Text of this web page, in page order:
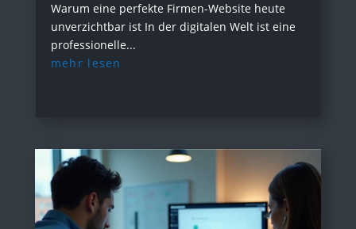
Warum eine perfekte Firmen-Website heute
unverzichtbar ist In der digitalen Welt ist eine
professionelle...
mehr lesen